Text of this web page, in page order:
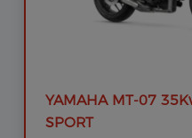
YAMAHA MT-07
SPORT